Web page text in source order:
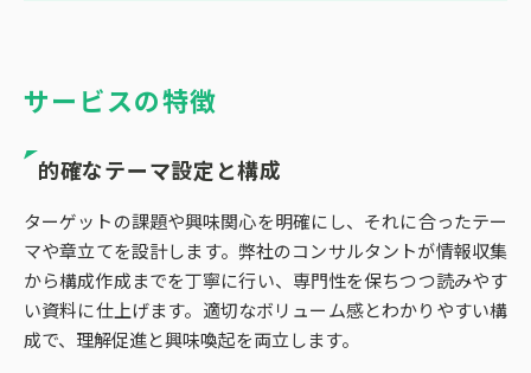
サービスの特徴
的確なテーマ設定と構成
ターゲットの課題や興味関心を明確にし、それに合ったテー
マや章立てを設計します。弊社のコンサルタントが情報収集
から構成作成までを丁寧に行い、専門性を保ちつつ読みやす
い資料に仕上げます。適切なボリューム感とわかりやすい構
成で、理解促進と興味喚起を両立します。